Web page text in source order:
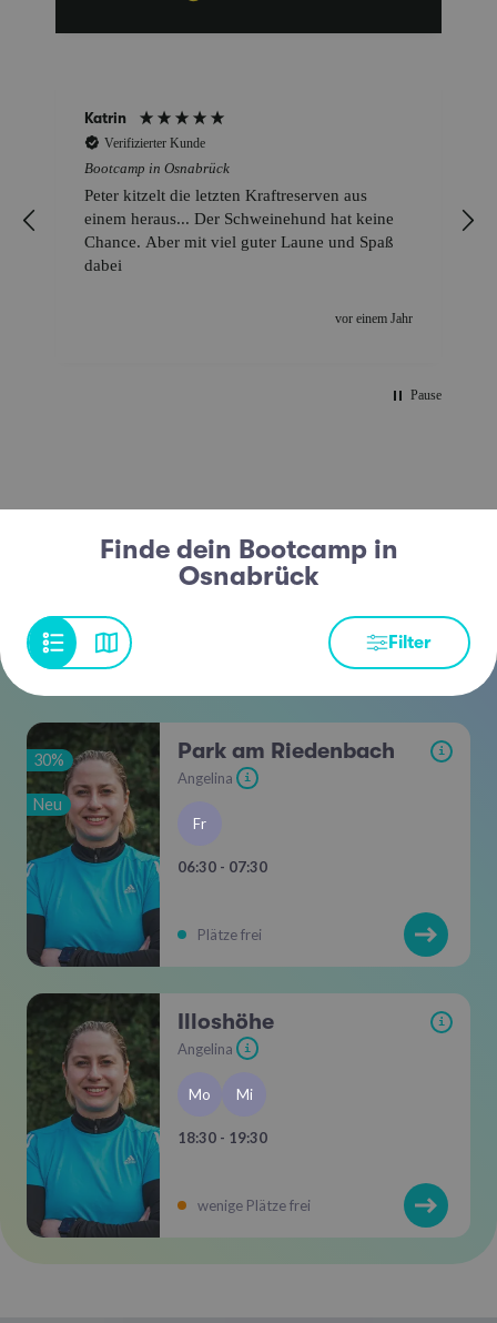
Katrin
Verifizierter Kunde
Bootcamp in Osnabrück
Peter kitzelt die letzten Kraftreserven aus
einem heraus... Der Schweinehund hat keine
Chance. Aber mit viel guter Laune und Spaß
dabei
vor einem Jahr
Pause
Finde dein Bootcamp in
Osnabrück
Filter
30%
Neu
Park am Riedenbach i
Angelina i
Fr
06:30 - 07:30
Plätze frei
Illoshöhe i
Angelina i
Mo Mi
18:30 - 19:30
wenige Plätze frei